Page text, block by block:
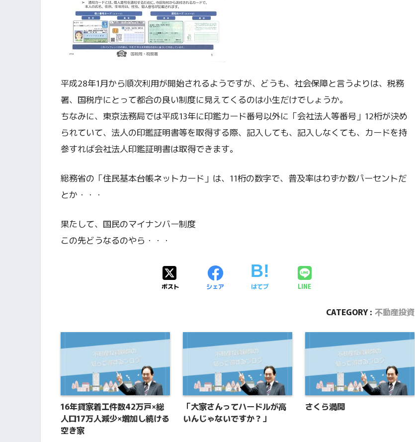
平成28年1月から順次利用が開始されるようですが、どうも、社会保障と言うよりは、税務
署、国税庁にとって都合の良い制度に見えてくるのは小生だけでしょうか。
ちなみに、東京法務局では平成13年に印鑑カード番号以外に「会社法人等番号」12桁が決め
られていて、法人の印鑑証明書等を取得する際、記入しても、記入しなくても、カードを持
参すれば会社法人印鑑証明書は取得できます。
総務省の「住民基本台帳ネットカード」は、11桁の数字で、普及率はわずか数パーセントだ
とか・・・
果たして、国民のマイナンバー制度
この先どうなるのやら・・・
ポスト シェア はてブ LINE
CATEGORY : 不動産投資
16年貸家着工件数42万戸×総
人口17万人減少×増加し続ける
空き家
「大家さんってハードルが高
いんじゃないですか？」
さくら満開